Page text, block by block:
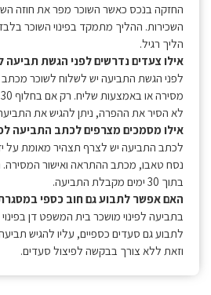
החזקה בנכס כאשר השוכר מפר את חוזה השכירות
השכירות. ההליך מתמקד בפינוי השוכר בלבד
הליך רגיל.
אילו צעדים נדרשים לפני הגשת תביעה
לפני הגשת התביעה יש לשלוח לשוכר מכתב
מסירה או
לא הסיר את ההפרה, ניתן להגיש את התביעה.
אילו מסמכים מצרפים לכתב התביעה לפינוי
לכתב התביעה יש לצרף תצהיר מאומת על ידי
נסח טאבו, מכתב ההתראה ואישור המסירה.
האם אפשר לתבוע גם חוב כספי במסגרת
בתביעה לפינוי מושכר בית המשפט דן בפינוי
לתבוע גם סעדים כספיים, עליו להגיש תביעה
וזאת ללא צורך בבקשה לפיצול סעדים.